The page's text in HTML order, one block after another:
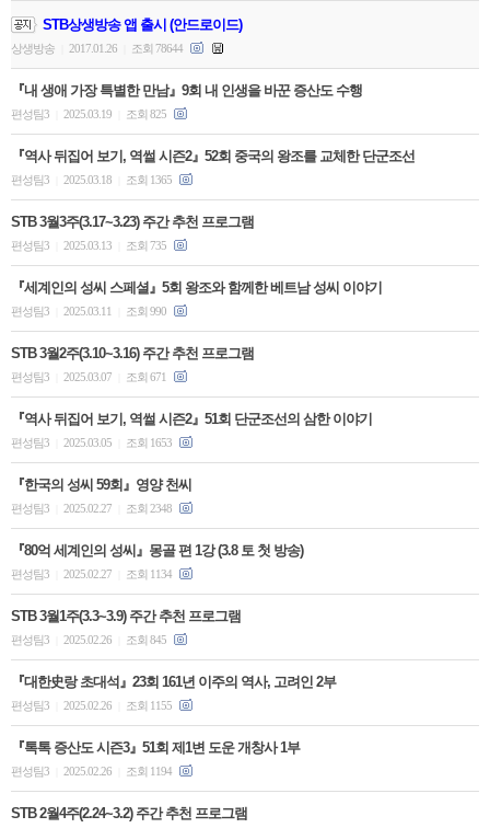
STB상생방송 앱 출시 (안드로이드)
상생방송 2017.01.26 조회 78644
『내 생애 가장 특별한 만남』9회 내 인생을 바꾼 증산도 수행
편성팀3 2025.03.19 조회 825
『역사 뒤집어 보기, 역썰 시즌2』52회 중국의 왕조를 교체한 단군조선
편성팀3 2025.03.18 조회 1365
STB 3월3주(3.17~3.23) 주간 추천 프로그램
편성팀3 2025.03.13 조회 735
『세계인의 성씨 스페셜』5회 왕조와 함께한 베트남 성씨 이야기
편성팀3 2025.03.11 조회 990
STB 3월2주(3.10~3.16) 주간 추천 프로그램
편성팀3 2025.03.07 조회 671
『역사 뒤집어 보기, 역썰 시즌2』51회 단군조선의 삼한 이야기
편성팀3 2025.03.05 조회 1653
『한국의 성씨 59회』영양 천씨
편성팀3 2025.02.27 조회 2348
『80억 세계인의 성씨』몽골 편 1강 (3.8 토 첫 방송)
편성팀3 2025.02.27 조회 1134
STB 3월1주(3.3~3.9) 주간 추천 프로그램
편성팀3 2025.02.26 조회 845
『대한史랑 초대석』23회 161년 이주의 역사, 고려인 2부
편성팀3 2025.02.26 조회 1155
『톡톡 증산도 시즌3』51회 제1변 도운 개창사 1부
편성팀3 2025.02.26 조회 1194
STB 2월4주(2.24~3.2) 주간 추천 프로그램